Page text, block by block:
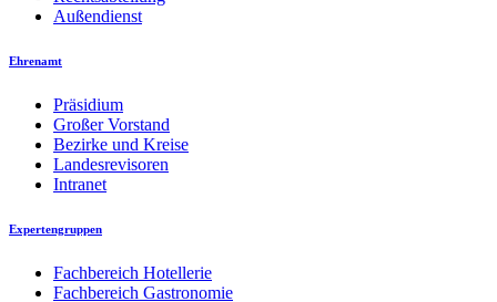
Außendienst
Ehrenamt
Präsidium
Großer Vorstand
Bezirke und Kreise
Landesrevisoren
Intranet
Expertengruppen
Fachbereich Hotellerie
Fachbereich Gastronomie